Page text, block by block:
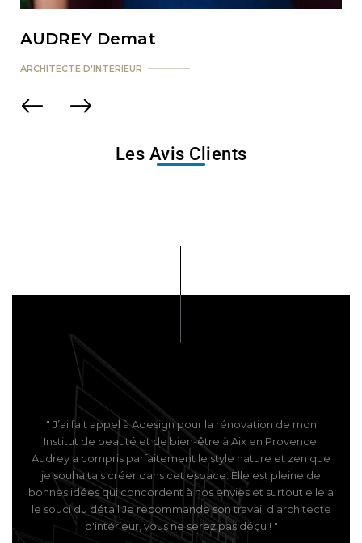
AUDREY Demat
ARCHITECTE D'INTERIEUR
Les Avis Clients
" J’ai fait appel à Adesign pour la rénovation de mon
Institut de beauté et de bien-être à Aix en Provence.
Audrey a compris parfaitement le style nature et zen que
je souhaitais créer dans cet espace. Elle est pleine de
bonnes idées qui concordent à nos envies et surtout elle a
le souci du détail Je recommande son travail d architecte
d'intérieur, vous ne serez pas déçu ! "